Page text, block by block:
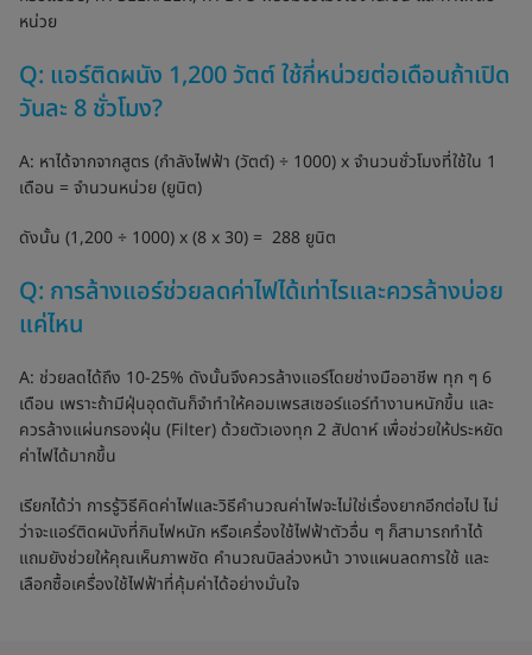
หน่วย
Q: แอร์ติดผนัง 1,200 วัตต์ ใช้กี่หน่วยต่อเดือนถ้าเปิด
วันละ 8 ชั่วโมง?
A: หาได้จากจากสูตร (กำลังไฟฟ้า (วัตต์) ÷ 1000) x จำนวนชั่วโมงที่ใช้ใน 1
เดือน = จำนวนหน่วย (ยูนิต)
ดังนั้น (1,200 ÷ 1000) x (8 x 30) = 288 ยูนิต
Q: การล้างแอร์ช่วยลดค่าไฟได้เท่าไรและควรล้างบ่อย
แค่ไหน
A: ช่วยลดได้ถึง 10-25% ดังนั้นจึงควรล้างแอร์โดยช่างมืออาชีพ ทุก ๆ 6
เดือน เพราะถ้ามีฝุ่นอุดตันก็จำทำให้คอมเพรสเซอร์แอร์ทำงานหนักขึ้น และ
ควรล้างแผ่นกรองฝุ่น (Filter) ด้วยตัวเองทุก 2 สัปดาห์ เพื่อช่วยให้ประหยัด
ค่าไฟได้มากขึ้น
เรียกได้ว่า การรู้วิธีคิดค่าไฟและวิธีคำนวณค่าไฟจะไม่ใช่เรื่องยากอีกต่อไป ไม่
ว่าจะแอร์ติดผนังที่กินไฟหนัก หรือเครื่องใช้ไฟฟ้าตัวอื่น ๆ ก็สามารถทำได้
แถมยังช่วยให้คุณเห็นภาพชัด คำนวณบิลล่วงหน้า วางแผนลดการใช้ และ
เลือกซื้อเครื่องใช้ไฟฟ้าที่คุ้มค่าได้อย่างมั่นใจ